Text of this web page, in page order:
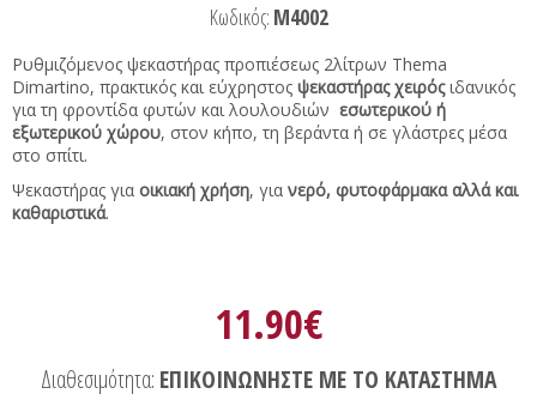
Κωδικός: M4002
Ρυθμιζόμενος ψεκαστήρας προπιέσεως 2λίτρων Thema
Dimartino, πρακτικός και εύχρηστος ψεκαστήρας χειρόςιδανικός
για τη φροντίδα φυτών και λουλουδιών εσωτερικού ή
εξωτερικού χώρου, στον κήπο, τη βεράντα ή σε γλάστρες μέσα
στο σπίτι.
Ψεκαστήρας για οικιακή χρήση, για νερό, φυτοφάρμακα αλλά και
καθαριστικά.
11.90€
Διαθεσιμότητα: ΕΠΙΚΟΙΝΩΝΗΣΤΕ ΜΕ ΤΟ ΚΑΤΑΣΤΗΜΑ